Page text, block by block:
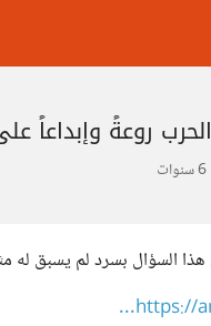
روعةً وإبداعاً
السؤال بسرد لم يسبق له
https://